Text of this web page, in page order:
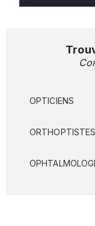
OPTICIENS
ORTHOPTISTES